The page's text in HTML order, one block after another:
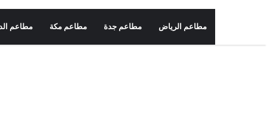
مطاعم الرياض مطاعم جدة مطاعم مكة مطاعم